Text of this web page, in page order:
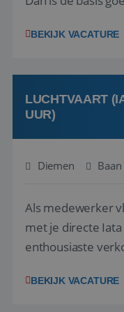
het samenstellen
deze onderdelen
BEKIJK VACATURE
LUCHTVAART
UUR)
Diemen Baan
Als medewerker
met je directe
enthousiaste
en tarieven waar
BEKIJK VACATURE